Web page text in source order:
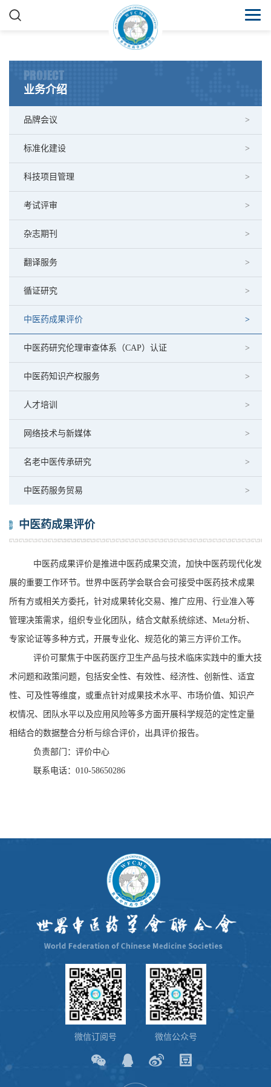
PROJECT
业务介绍
品牌会议
标准化建设
科技项目管理
考试评审
杂志期刊
翻译服务
循证研究
中医药成果评价
中医药研究伦理审查体系（CAP）认证
中医药知识产权服务
人才培训
网络技术与新媒体
名老中医传承研究
中医药服务贸易
中医药成果评价
中医药成果评价是推进中医药成果交流，加快中医药现代化发
展的重要工作环节。世界中医药学会联合会可接受中医药技术成果
所有方或相关方委托，针对成果转化交易、推广应用、行业准入等
管理决策需求，组织专业化团队，结合文献系统综述、Meta分析、
专家论证等多种方式，开展专业化、规范化的第三方评价工作。
评价可聚焦于中医药医疗卫生产品与技术临床实践中的重大技
术问题和政策问题，包括安全性、有效性、经济性、创新性、适宜
性、可及性等维度，或重点针对成果技术水平、市场价值、知识产
权情况、团队水平以及应用风险等多方面开展科学规范的定性定量
相结合的数据整合分析与综合评价，出具评价报告。
负责部门：评价中心
联系电话：010-58650286
微信订阅号 微信公众号